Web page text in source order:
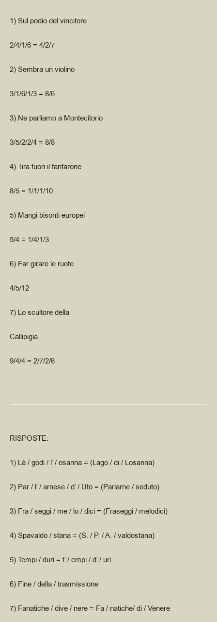
1) Sul podio del vincitore
2/4/1/6 = 4/2/7
2) Sembra un violino
3/1/6/1/3 = 8/6
3) Ne parliamo a Montecitorio
3/5/2/2/4 = 8/8
4) Tira fuori il fanfarone
8/5 = 1/1/1/10
5) Mangi bisonti europei
5/4 = 1/4/1/3
6) Far girare le ruote
4/5/12
7) Lo scultore della
Callipigia
9/4/4 = 2/7/2/6
RISPOSTE:
1) Là / godi / l’ / osanna = (Lago / di / Losanna)
2) Par / l’ / arnese / d’ / Uto = (Parlarne / seduto)
3) Fra / seggi / me / lo / dici = (Fraseggi / melodici)
4) Spavaldo / stana = (S. / P. / A. / valdostana)
5) Tempi / duri = t’ / empi / d’ / uri
6) Fine / della / trasmissione
7) Fanatiche / dive / nere = Fa / natiche/ di / Venere